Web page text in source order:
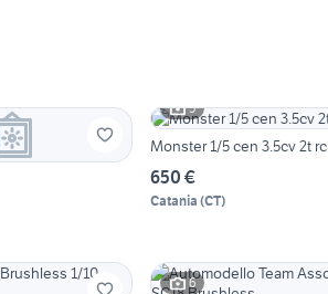
5
Monster 1/5 cen 3.5cv 2t rc
650 €
Catania (CT)
6